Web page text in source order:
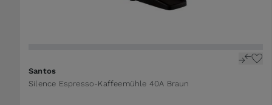
Santos
Silence Espresso-Kaffeemühle 40A Braun